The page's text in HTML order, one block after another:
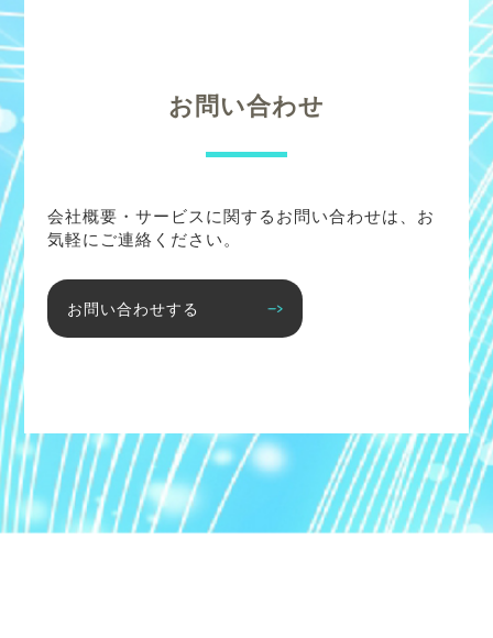
お問い合わせ
会社概要・サービスに関するお問い合わせは、お
気軽にご連絡ください。
お問い合わせする